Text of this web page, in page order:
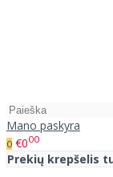
Mano paskyra
0 €000
Prekių krepšelis